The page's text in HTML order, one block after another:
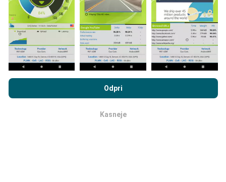
razmerah, neposredno na terenu. Če se želite tudi vi
vključiti, morate na svoj pametni telefon naložiti
aplikacijo nPerf.
Več podatkov bo, zemljevidi bodo
bolj obsežni!
Vsi rezultati preskusov so prikazani na
zemljevidih. Pred izračunom uspešnosti za objave se
uporabljajo pravila filtriranja.
Odpri
Kasneje
Pravilnikom o zasebnosti in piškotkih
Licenčno pogodbo za končnega uporabnika.
v redu